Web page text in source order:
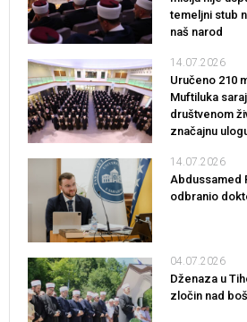
temeljni stub
naš narod
14.07.2026
Uručeno 210
Muftiluka
društvenom
značajnu
14.07.2026
Abdussamed
odbranio
04.07.2026
Dženaza u
zločin nad